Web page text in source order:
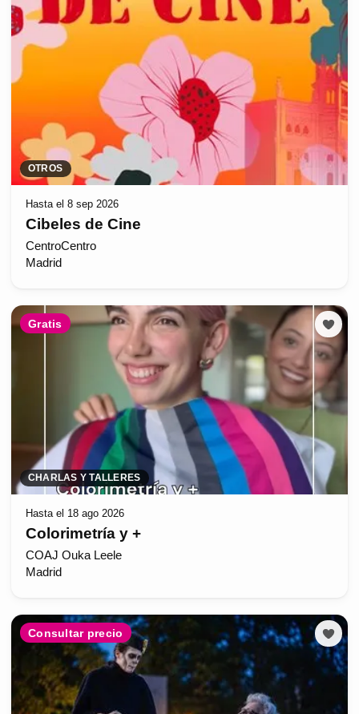
OTROS
Hasta el 8 sep 2026
Cibeles de Cine
CentroCentro
Madrid
Gratis
CHARLAS Y TALLERES
Hasta el 18 ago 2026
Colorimetría y +
COAJ Ouka Leele
Madrid
Consultar precio